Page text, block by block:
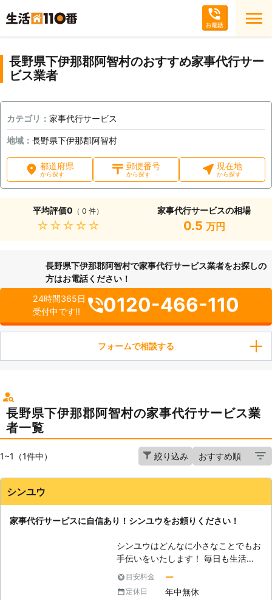
長野県下伊那郡阿智村のおすすめ家事代行サー
ビス業者
カテゴリ： 家事代行サービス
地域： 長野県下伊那郡阿智村
都道府県
から探す
郵便番号
から探す
現在地
から探す
平均評価0 （ 0 件）
★★★★★
家事代行サービスの相場
0.5 万円
長野県下伊那郡阿智村で家事代行サービス業者をお探しの
方はお電話ください！
24時間365日
受付中です!!
0120-466-110
フォームで相談する
長野県下伊那郡阿智村の家事代行サービス業
者一覧
1~1（1件中） 絞り込み
シンユウ
家事代行サービスに自信あり！シンユウをお頼りください！
シンユウはどんなに小さなことでもお
手伝いをいたします！ 毎日も生活の
中で「ちょっとした人手が欲しい」と
き、ありませんか？ 体を動かせない
ときの買い物や、一人暮らしの家具移
目安料金 ー
定休日 年中無休